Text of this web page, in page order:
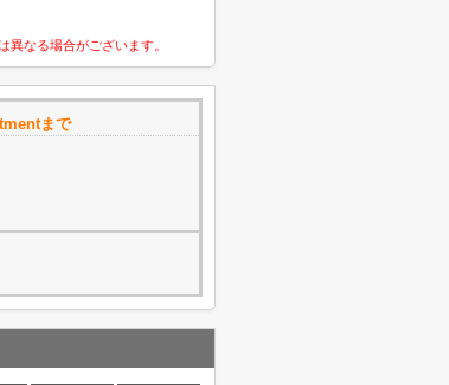
なる場合がございます。
まで